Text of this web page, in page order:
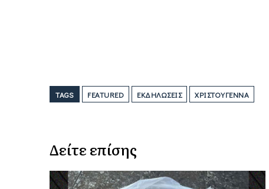
TAGS FEATURED ΕΚΔΗΛΏΣΕΙΣ ΧΡΙΣΤΟΎΓΕΝΝΑ
Δείτε επίσης